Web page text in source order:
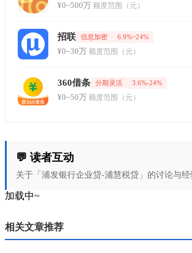
¥0~500万 额度范围（元）
招联 信息加密 6.9%~24%
¥0~30万 额度范围（元）
360借条 分期灵活 3.6%-24%
¥0~50万 额度范围（元）
💬 读者互动
关于「浦发银行企业贷-浦慧税贷」的讨论与经
加载中~
相关文章推荐